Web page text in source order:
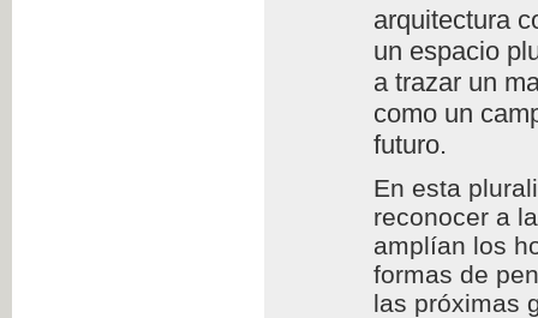
arquitectura
un espacio
a trazar un
como un
futuro.
En esta
reconocer a
amplían los
formas de
las próximas